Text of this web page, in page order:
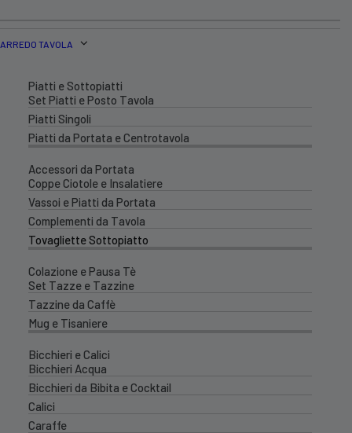
ARREDO TAVOLA
Piatti e Sottopiatti
Set Piatti e Posto Tavola
Piatti Singoli
Piatti da Portata e Centrotavola
Accessori da Portata
Coppe Ciotole e Insalatiere
Vassoi e Piatti da Portata
Complementi da Tavola
Tovagliette Sottopiatto
Colazione e Pausa Tè
Set Tazze e Tazzine
Tazzine da Caffè
Mug e Tisaniere
Bicchieri e Calici
Bicchieri Acqua
Bicchieri da Bibita e Cocktail
Calici
Caraffe